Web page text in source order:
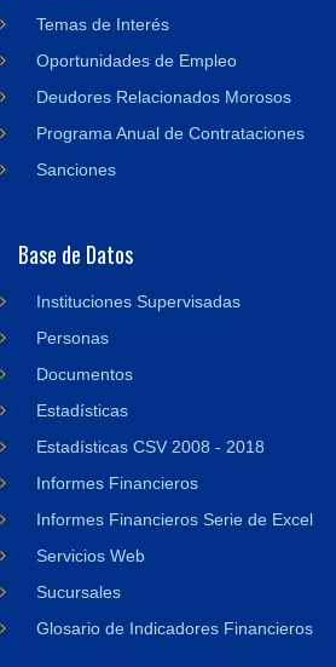
Temas de Interés
Oportunidades de Empleo
Deudores Relacionados Morosos
Programa Anual de Contrataciones
Sanciones
Base de Datos
Instituciones Supervisadas
Personas
Documentos
Estadísticas
Estadísticas CSV 2008 - 2018
Informes Financieros
Informes Financieros Serie de Excel
Servicios Web
Sucursales
Glosario de Indicadores Financieros